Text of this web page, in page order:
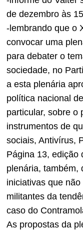
de dezembro às
-lembrando que o
convocar uma
para debater o
sociedade, no
a esta plenária
política nacional
particular, sobre o
instrumentos de
sociais, Antivírus,
Página 13, edição
plenária, também,
iniciativas que
militantes da
caso do
As propostas da